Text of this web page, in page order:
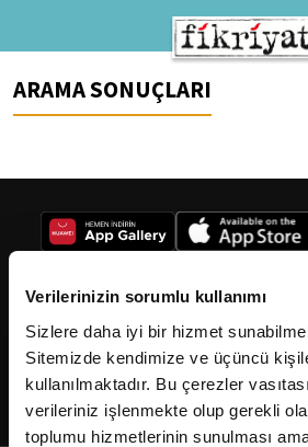
Verilerinizin sorumlu kullanımı
Sizlere daha iyi bir hizmet
Sitemizde kendimize ve üçüncü
kullanılmaktadır. Bu çerezler
verileriniz işlenmekte olup gerekli
toplumu hizmetlerinin sunulması
ARAMA SONUÇLARI
2026Fikriyat. Tüm hakları saklıdır.